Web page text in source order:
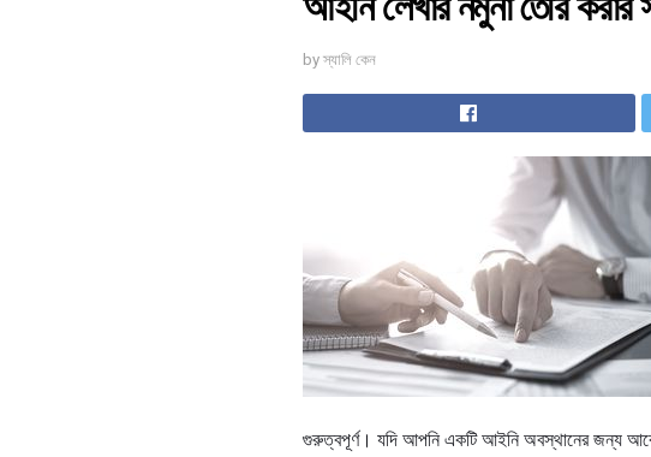
by স্যালি কেন
গুরুত্বপূর্ণ। যদি আপনি একটি আইনি অবস্থানের জন্য